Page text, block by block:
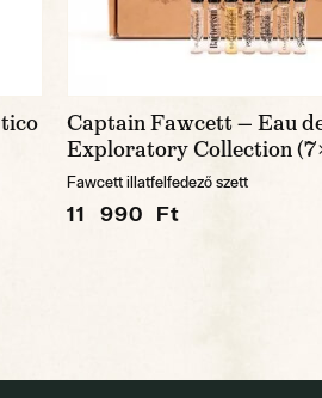
Captain Fawcett — Eau
Exploratory Collection
Fawcett illatfelfedező szett
11 990 Ft